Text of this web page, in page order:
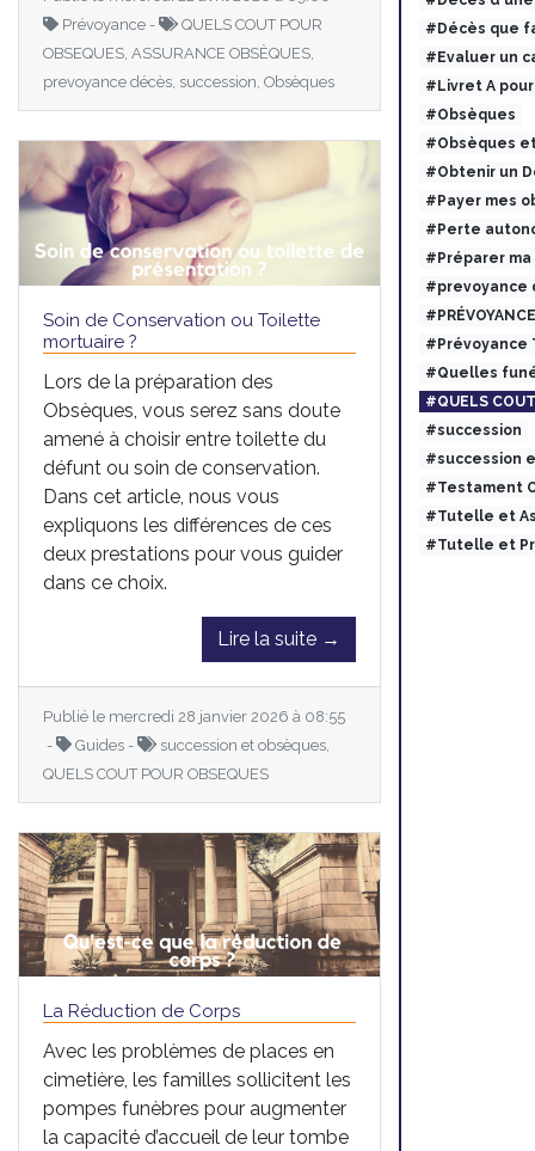
Prévoyance -
QUELS COUT POUR
OBSEQUES, ASSURANCE OBSÈQUES,
prevoyance décès, succession, Obsèques
Soin de Conservation ou Toilette
mortuaire ?
Lors de la préparation des
Obsèques, vous serez sans doute
amené à choisir entre toilette du
défunt ou soin de conservation.
Dans cet article, nous vous
expliquons les différences de ces
deux prestations pour vous guider
dans ce choix.
Lire la suite →
Publié le mercredi 28 janvier 2026 à 08:55
-
Guides -
succession et obsèques,
QUELS COUT POUR OBSEQUES
La Réduction de Corps
Avec les problèmes de places en
cimetière, les familles sollicitent les
pompes funèbres pour augmenter
la capacité d’accueil de leur tombe
#Décès que
#Evaluer un
#Livret A
#Obsèques
#Obsèques
#Obtenir un
#Payer mes
#Perte
#Préparer ma
#prevoyance
#Prévoyance
#Quelles
#QUELS
#succession
#succession
#Testament
#Tutelle et
#Tutelle et